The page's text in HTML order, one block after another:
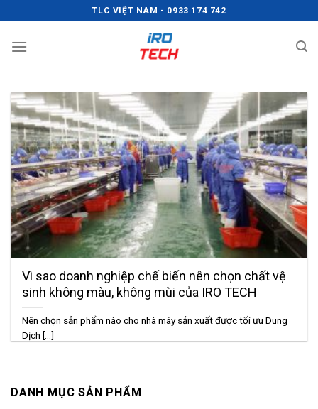
đến
nội
TLC VIỆT NAM - 0933 174 742
DANH MỤC SẢN PHẨM
Vì sao doanh nghiệp chế biến nên chọn chất vệ
sinh không màu, không mùi của IRO TECH
Nên chọn sản phẩm nào cho nhà máy sản xuất được tối ưu Dung
Dịch [...]